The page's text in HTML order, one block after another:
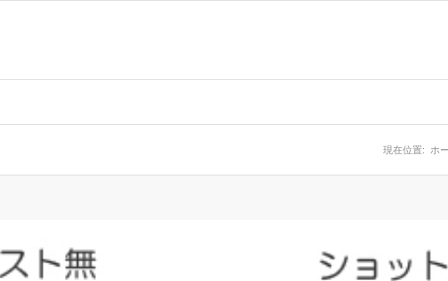
現在位置: ホ